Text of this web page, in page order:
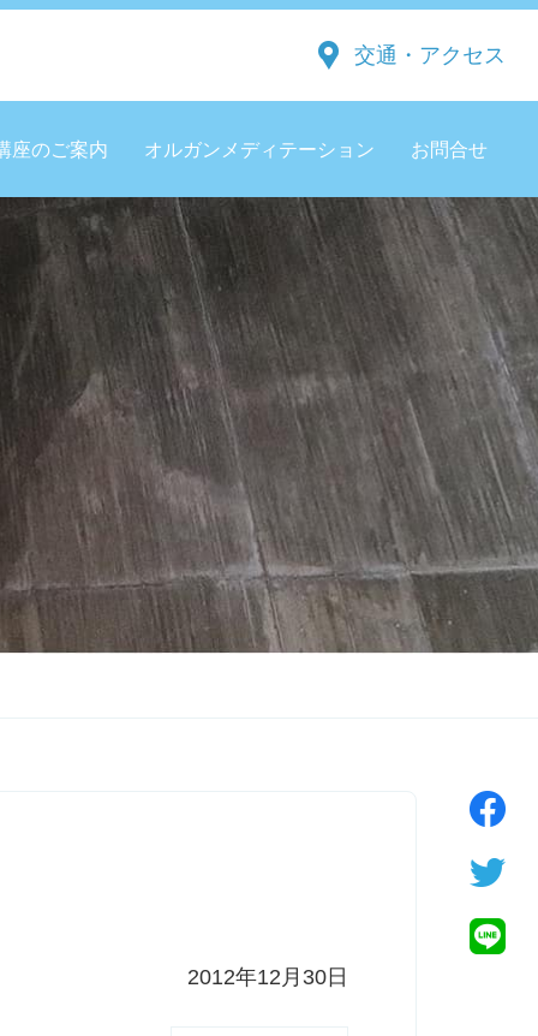
交通・アクセス
座のご案内 オルガンメディテーション お問合せ
2012年12月30日